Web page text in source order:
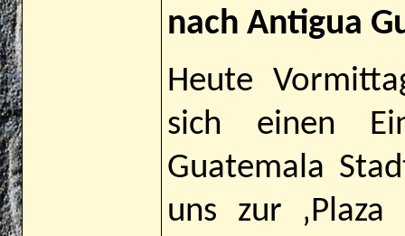
nach Antigua
Heute
sich einen
Guatemala
uns zur